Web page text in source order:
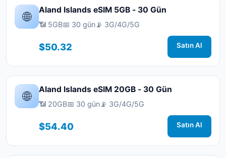
🌐 Aland Islands eSIM 5GB - 30 Gün
📶 5GB📅 30 gün📡 3G/4G/5G
$50.32 Satın Al
🌐 Aland Islands eSIM 20GB - 30 Gün
📶 20GB📅 30 gün📡 3G/4G/5G
$54.40 Satın Al